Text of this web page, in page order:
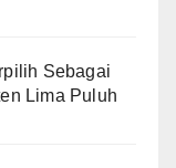
Sebagai
Lima Puluh